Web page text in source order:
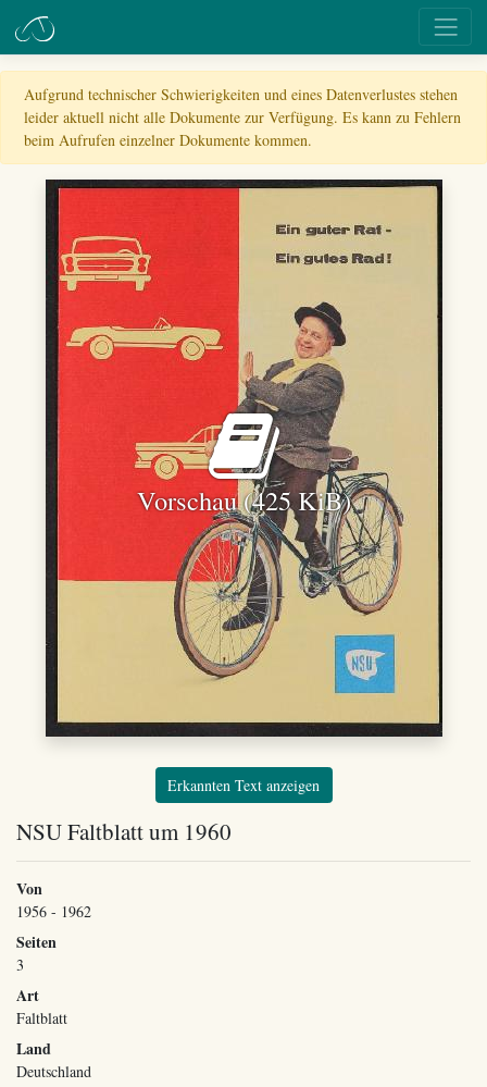
Aufgrund technischer Schwierigkeiten und eines Datenverlustes stehen
leider aktuell nicht alle Dokumente zur Verfügung. Es kann zu Fehlern
beim Aufrufen einzelner Dokumente kommen.
Vorschau (425 KiB)
Erkannten Text anzeigen
NSU Faltblatt um 1960
Von
1956 - 1962
Seiten
3
Art
Faltblatt
Land
Deutschland